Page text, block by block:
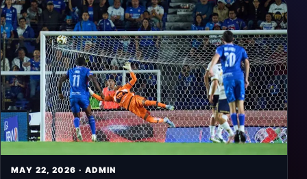
MAY 22, 2026 · ADMIN